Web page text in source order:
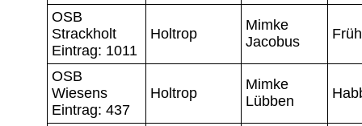
OSB
Strackholt
Eintrag: 1011
Holtrop
Mimke
Jacobus
OSB
Wiesens
Eintrag: 437
Holtrop
Mimke
Lübben